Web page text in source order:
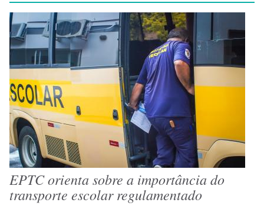
EPTC orienta sobre a importância do
transporte escolar regulamentado